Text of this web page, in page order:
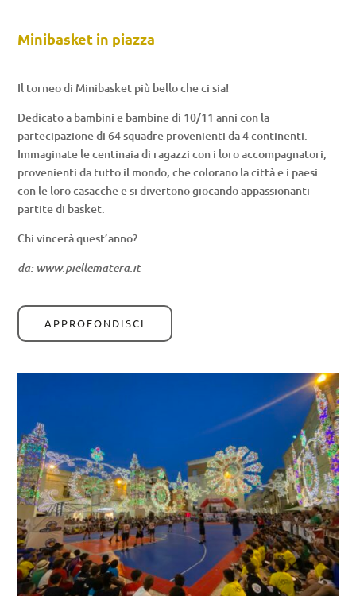
Minibasket in piazza
Il torneo di Minibasket più bello che ci sia!
Dedicato a bambini e bambine di 10/11 anni con la
partecipazione di 64 squadre provenienti da 4 continenti.
Immaginate le centinaia di ragazzi con i loro accompagnatori,
provenienti da tutto il mondo, che colorano la città e i paesi
con le loro casacche e si divertono giocando appassionanti
partite di basket.
Chi vincerà quest’anno?
da: www.piellematera.it
APPROFONDISCI